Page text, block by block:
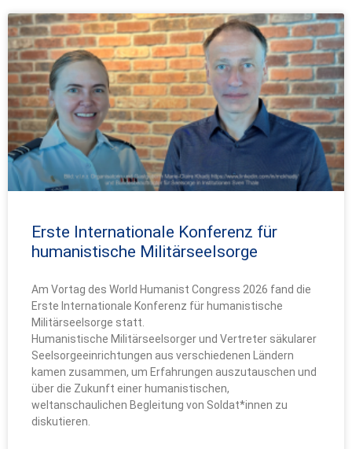
Erste Internationale Konferenz für
humanistische Militärseelsorge
Am Vortag des World Humanist Congress 2026 fand die
Erste Internationale Konferenz für humanistische
Militärseelsorge statt.
Humanistische Militärseelsorger und Vertreter säkularer
Seelsorgeeinrichtungen aus verschiedenen Ländern
kamen zusammen, um Erfahrungen auszutauschen und
über die Zukunft einer humanistischen,
weltanschaulichen Begleitung von Soldat*innen zu
diskutieren.